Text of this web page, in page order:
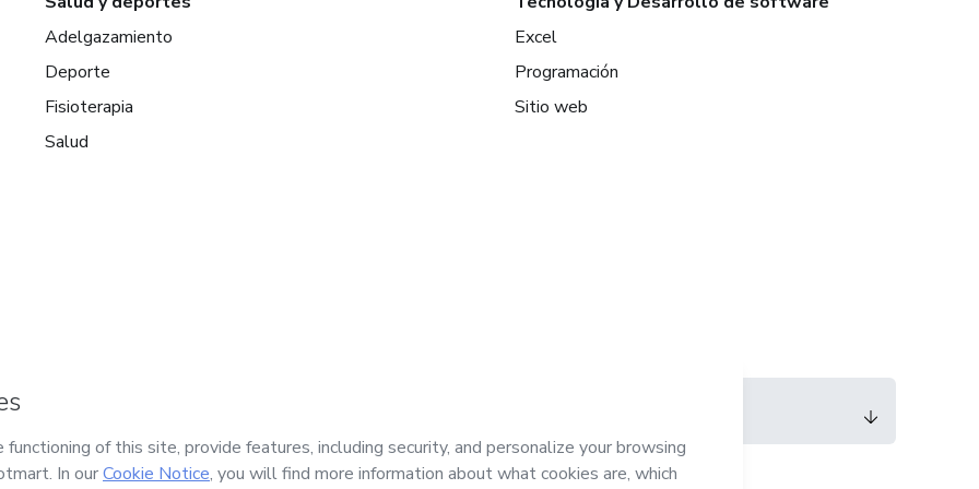
Adelgazamiento
Deporte
Fisioterapia
Salud
Excel
Programación
Sitio web